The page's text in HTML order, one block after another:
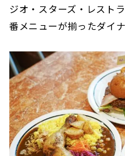
ジオ・スターズ・レスト
番メニューが揃ったダイナ